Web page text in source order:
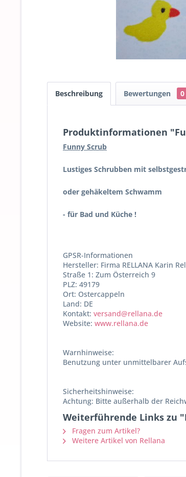
Beschreibung Bewertungen 0
Produktinformationen
Funny Scrub
Lustiges Schrubben mit
oder gehäkeltem Schwamm
- für Bad und Küche !
GPSR-Informationen
Hersteller: Firma RELLANA Karin
Straße 1: Zum Österreich 9
PLZ: 49179
Ort: Ostercappeln
Land: DE
Kontakt: versand@rellana.de
Website: www.rellana.de
Warnhinweise:
Benutzung unter unmittelbarer
Sicherheitshinweise:
Achtung: Bitte außerhalb der
Weiterführende Links zu
Fragen zum Artikel?
Weitere Artikel von Rellana